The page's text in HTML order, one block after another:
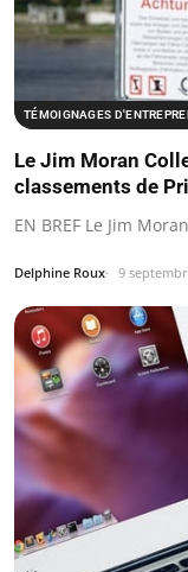
TÉMOIGNAGES
Le Jim Moran
classements de
EN BREF Le Jim
Delphine Roux 9